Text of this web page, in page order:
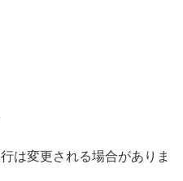
は変更される場合がありま